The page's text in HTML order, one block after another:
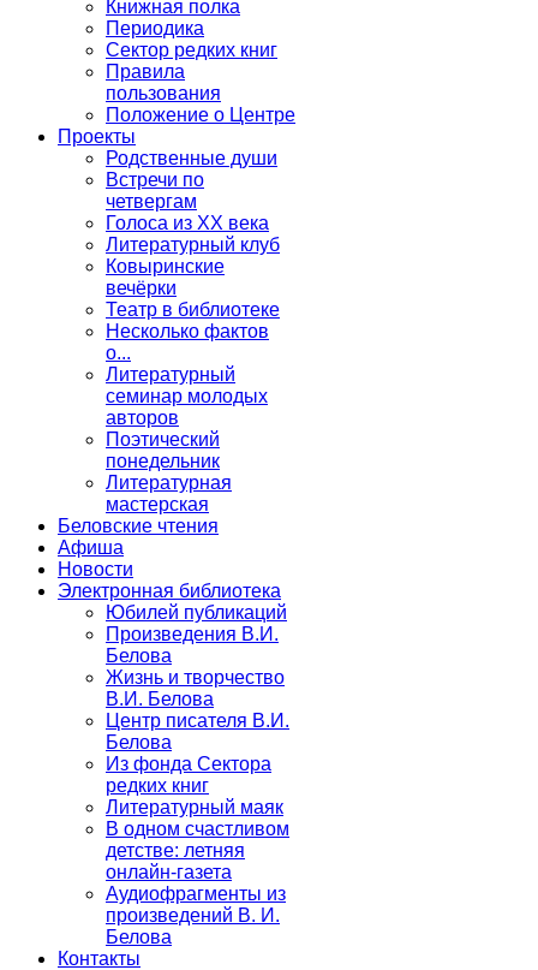
Книжная полка
Периодика
Сектор редких книг
Правила
пользования
Положение о Центре
Проекты
Родственные души
Встречи по
четвергам
Голоса из ХХ века
Литературный клуб
Ковыринские
вечёрки
Театр в библиотеке
Несколько фактов
о...
Литературный
семинар молодых
авторов
Поэтический
понедельник
Литературная
мастерская
Беловские чтения
Афиша
Новости
Электронная библиотека
Юбилей публикаций
Произведения В.И.
Белова
Жизнь и творчество
В.И. Белова
Центр писателя В.И.
Белова
Из фонда Сектора
редких книг
Литературный маяк
В одном счастливом
детстве: летняя
онлайн-газета
Аудиофрагменты из
произведений В. И.
Белова
Контакты